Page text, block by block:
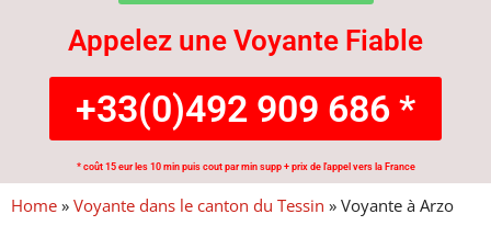
Appelez une Voyante Fiable
+33(0)492 909 686 *
* coût 15 eur les 10 min puis cout par min supp + prix de l'appel vers la France
Home » Voyante dans le canton du Tessin » Voyante à Arzo